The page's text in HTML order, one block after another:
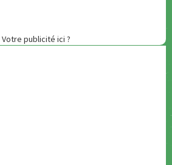
Votre publicité ici ?